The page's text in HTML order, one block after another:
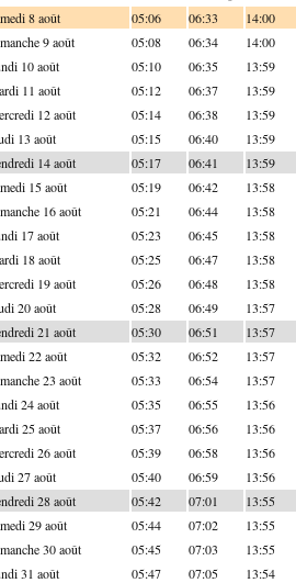
8 août 05:06 06:33 14:00
9 août 05:08 06:34 14:00
10 août 05:10 06:35 13:59
11 août 05:12 06:37 13:59
12 août 05:14 06:38 13:59
13 août 05:15 06:40 13:59
14 août 05:17 06:41 13:59
15 août 05:19 06:42 13:58
16 août 05:21 06:44 13:58
17 août 05:23 06:45 13:58
18 août 05:25 06:47 13:58
19 août 05:26 06:48 13:58
20 août 05:28 06:49 13:57
21 août 05:30 06:51 13:57
22 août 05:32 06:52 13:57
23 août 05:33 06:54 13:57
24 août 05:35 06:55 13:56
25 août 05:37 06:56 13:56
26 août 05:39 06:58 13:56
27 août 05:40 06:59 13:56
28 août 05:42 07:01 13:55
29 août 05:44 07:02 13:55
30 août 05:45 07:03 13:55
31 août 05:47 07:05 13:54